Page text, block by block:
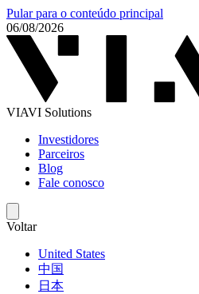
Pular para o conteúdo principal
06/08/2026
VIAVI Solutions
Investidores
Parceiros
Blog
Fale conosco
Voltar
United States
中国
日本